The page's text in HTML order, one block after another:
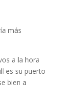
más
a la hora
es su puerto
bien a